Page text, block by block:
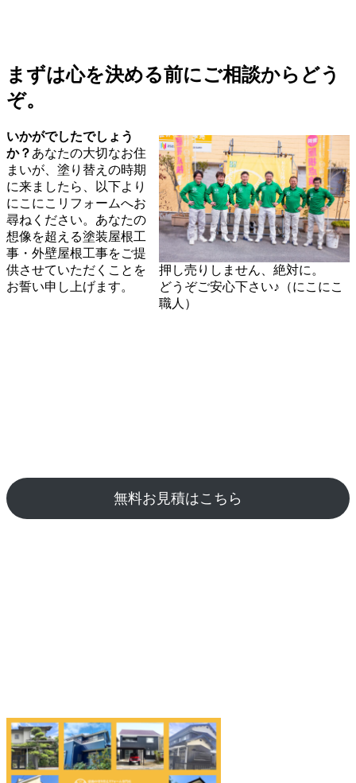
まずは心を決める前にご相談からどう
ぞ。
押し売りしません、絶対に。
どうぞご安心下さい♪（にこにこ
職人）
いかがでしたでしょう
か？ あなたの大切なお住
まいが、塗り替えの時期
に来ましたら、以下より
にこにこリフォームへお
尋ねください。あなたの
想像を超える塗装屋根工
事・外壁屋根工事をご提
供させていただくことを
お誓い申し上げます。
無料お見積はこちら